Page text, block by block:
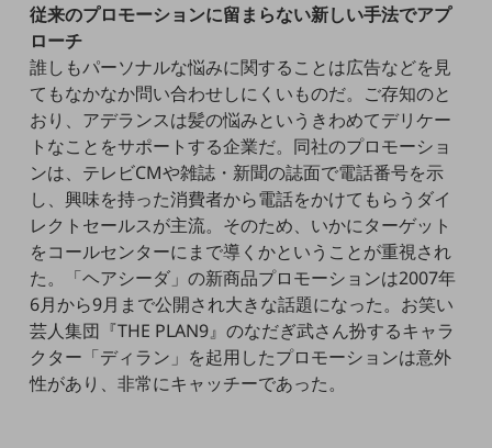
データ利活用
運用管理
業務支援・マーケティング
災害対策・BCP
課題・ニーズで探す
課題・ニーズで探すTOP
コミュニケーション・情報共有
マーケティング
業務効率化
従来のプロモーションに留まらない新しい手法でアプ
ローチ
誰しもパーソナルな悩みに関することは広告などを見
てもなかなか問い合わせしにくいものだ。ご存知のと
おり、アデランスは髪の悩みというきわめてデリケー
トなことをサポートする企業だ。同社のプロモーショ
ンは、テレビCMや雑誌・新聞の誌面で電話番号を示
し、興味を持った消費者から電話をかけてもらうダイ
レクトセールスが主流。そのため、いかにターゲット
をコールセンターにまで導くかということが重視され
た。「ヘアシーダ」の新商品プロモーションは2007年
6月から9月まで公開され大きな話題になった。お笑い
芸人集団『THE PLAN9』のなだぎ武さん扮するキャラ
クター「ディラン」を起用したプロモーションは意外
性があり、非常にキャッチーであった。